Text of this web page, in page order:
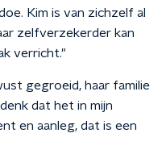
Kim is van zichzelf al
zelfverzekerder kan
verricht."
gegroeid, haar familie
dat het in mijn
en aanleg, dat is een